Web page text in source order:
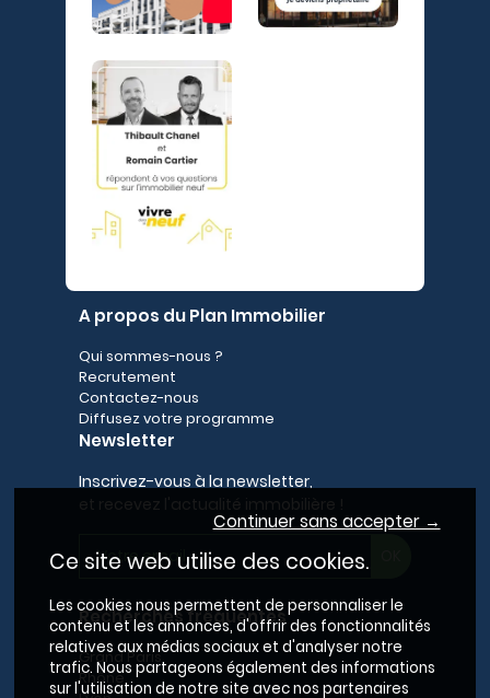
A propos du Plan Immobilier
Qui sommes-nous ?
Recrutement
Contactez-nous
Diffusez votre programme
Newsletter
Inscrivez-vous à la newsletter,
Recherches fréquentes
Grand Paris
Rhône
Continuer sans accepter →
Ce site web utilise des cookies.
Les cookies nous permettent de personnaliser le
contenu et les annonces, d'offrir des fonctionnalités
relatives aux médias sociaux et d'analyser notre
trafic. Nous partageons également des informations
sur l'utilisation de notre site avec nos partenaires